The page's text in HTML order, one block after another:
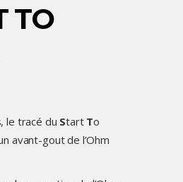
TO
le tracé du Start To
avant-gout de l’Ohm